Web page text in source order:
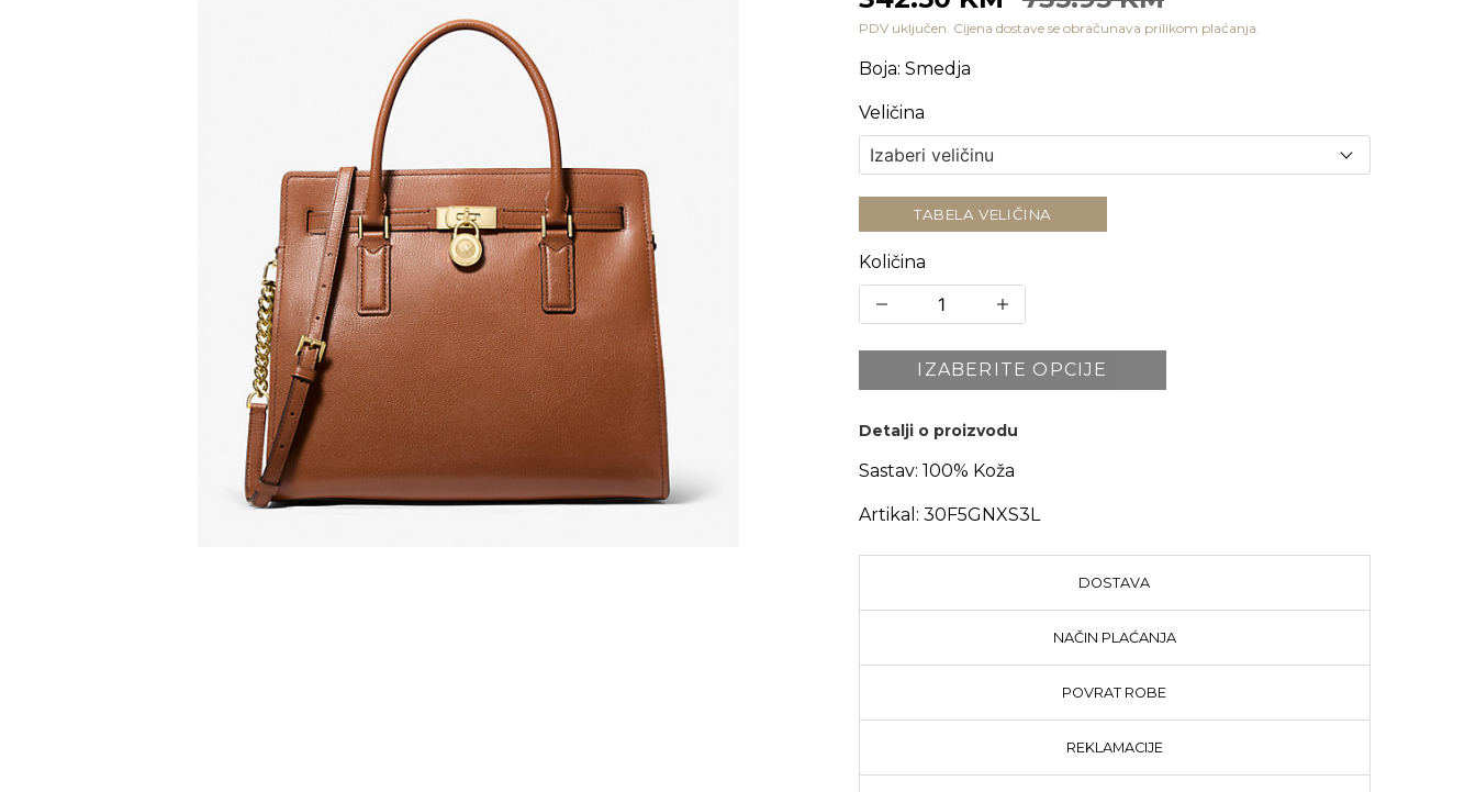
PDV uključen. Cijena dostave se obračunava prilikom plaćanja.
Boja: Smedja
Veličina
TABELA VELIČINA
Količina
IZABERITE OPCIJE
Detalji o proizvodu
Sastav: 100% Koža
Artikal: 30F5GNXS3L
DOSTAVA
NAČIN PLAĆANJA
POVRAT ROBE
REKLAMACIJE